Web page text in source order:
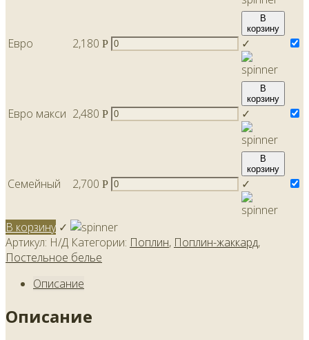
Евро 2,180 Р
В
корзину
✓
Евро макси 2,480 Р
В
корзину
✓
Семейный 2,700 Р
В
корзину
✓
В корзину ✓
Артикул: Н/Д Категории: Поплин, Поплин-жаккард,
Постельное белье
Описание
Описание